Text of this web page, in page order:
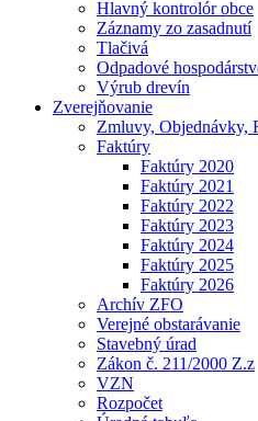
Hlavný kontrolór obce
Záznamy zo zasadnutí
Tlačivá
Odpadové
Výrub drevín
Zverejňovanie
Zmluvy, Objednávky,
Faktúry
Faktúry 2020
Faktúry 2021
Faktúry 2022
Faktúry 2023
Faktúry 2024
Faktúry 2025
Faktúry 2026
Archív ZFO
Verejné obstarávanie
Stavebný úrad
Zákon č. 211/2000 Z.z
VZN
Rozpočet